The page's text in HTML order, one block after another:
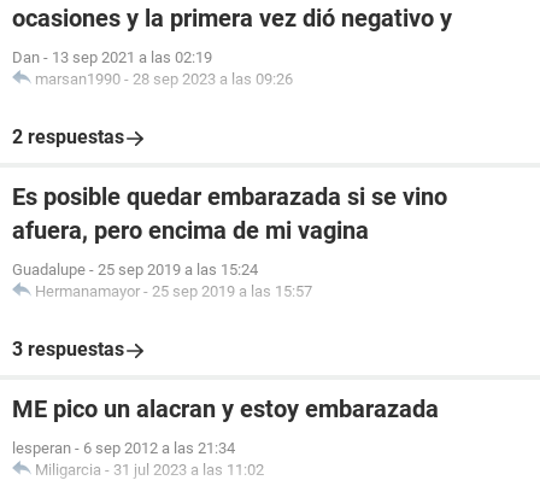
ocasiones y la primera vez dió negativo y
Dan - 13 sep 2021 a las 02:19
marsan1990 - 28 sep 2023 a las 09:26
2 respuestas
Es posible quedar embarazada si se vino
afuera, pero encima de mi vagina
Guadalupe - 25 sep 2019 a las 15:24
Hermanamayor - 25 sep 2019 a las 15:57
3 respuestas
ME pico un alacran y estoy embarazada
lesperan - 6 sep 2012 a las 21:34
Miligarcia - 31 jul 2023 a las 11:02